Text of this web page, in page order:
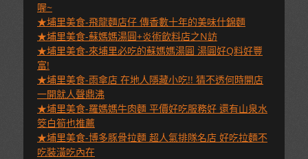
喔~
★埔里美食-飛龍麵店仔 傳香數十年的美味什錦麵
★埔里美食-蘇媽媽湯圓+炎術飲料店之N訪
★埔里美食-來埔里必吃的蘇媽媽湯圓 湯圓好Q料好豐
富!
★埔里美食-雨傘店 在地人隱藏小吃!! 猜不透何時開店
一開就人聲鼎沸
★埔里美食-羅媽媽牛肉麵 平價好吃服務好 還有山泉水
筊白筍也推薦
★埔里美食-博多豚骨拉麵 超人氣排隊名店 好吃拉麵不
吃裝潢吃內在